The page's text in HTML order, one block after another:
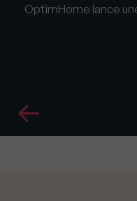
OptimHome lance